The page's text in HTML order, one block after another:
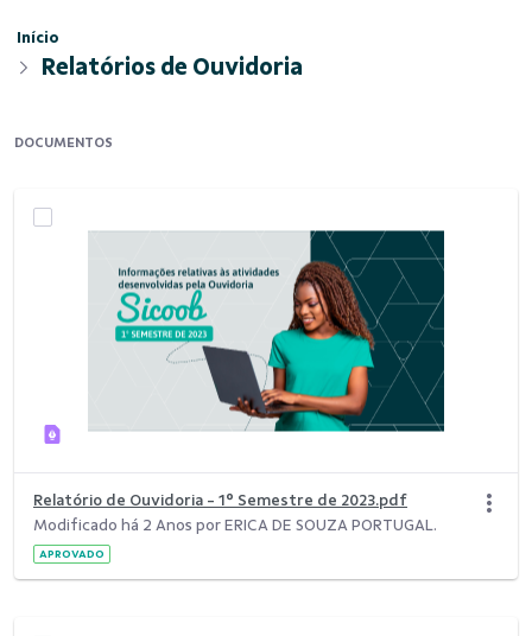
Início
Relatórios de Ouvidoria
DOCUMENTOS
Relatório de Ouvidoria - 1° Semestre de 2023.pdf
Modificado há 2 Anos por ERICA DE SOUZA PORTUGAL.
APROVADO